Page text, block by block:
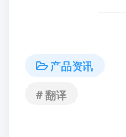
产品资讯
# 翻译